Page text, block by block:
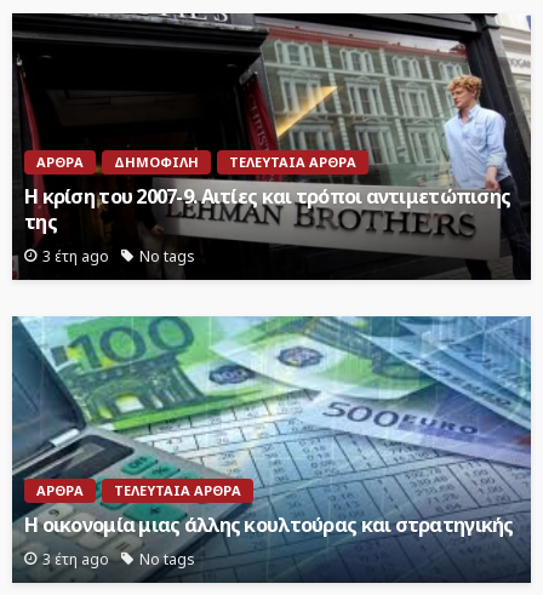
ΆΡΘΡΑ ΔΗΜΟΦΙΛΉ ΤΕΛΕΥΤΑΊΑ ΆΡΘΡΑ
Η κρίση του 2007-9. Αιτίες και τρόποι αντιμετώπισης
της
3 έτη ago No tags
ΆΡΘΡΑ ΤΕΛΕΥΤΑΊΑ ΆΡΘΡΑ
Η οικονομία μιας άλλης κουλτούρας και στρατηγικής
3 έτη ago No tags